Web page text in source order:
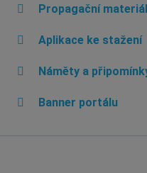
Propagační
Aplikace ke stažení
Náměty a
Banner portálu